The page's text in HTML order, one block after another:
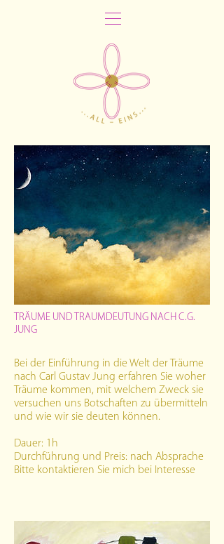
TRÄUME UND TRAUMDEUTUNG NACH C.G.
JUNG
Bei der Einführung in die Welt der Träume
nach Carl Gustav Jung erfahren Sie woher
Träume kommen, mit welchem Zweck sie
versuchen uns Botschaften zu übermitteln
und wie wir sie deuten können.
Dauer: 1h
Durchführung und Preis: nach Absprache
Bitte kontaktieren Sie mich bei Interesse